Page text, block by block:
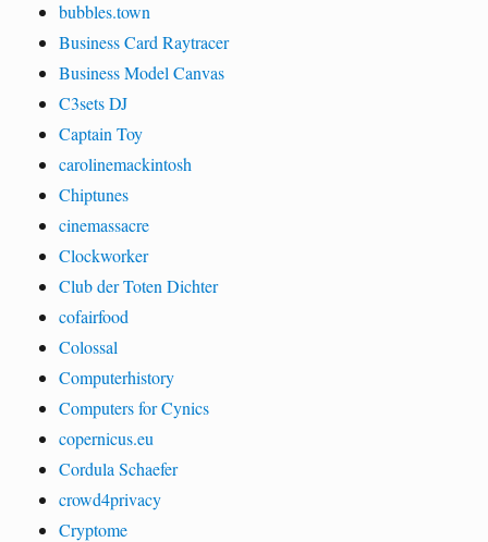
bubbles.town
Business Card Raytracer
Business Model Canvas
C3sets DJ
Captain Toy
carolinemackintosh
Chiptunes
cinemassacre
Clockworker
Club der Toten Dichter
cofairfood
Colossal
Computerhistory
Computers for Cynics
copernicus.eu
Cordula Schaefer
crowd4privacy
Cryptome